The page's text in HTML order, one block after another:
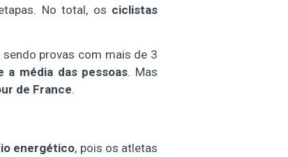
No total, os ciclistas
provas com mais de 3
média das pessoas. Mas
de France.
energético, pois os atletas